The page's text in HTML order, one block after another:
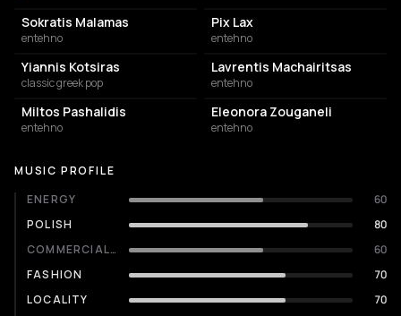
Sokratis Malamas
entehno
Pix Lax
entehno
Yiannis Kotsiras
classic greek pop
Lavrentis Machairitsas
entehno
Miltos Pashalidis
entehno
Eleonora Zouganeli
entehno
MUSIC PROFILE
ENERGY
60
POLISH
80
COMMERCIALITY
60
FASHION
70
LOCALITY
70